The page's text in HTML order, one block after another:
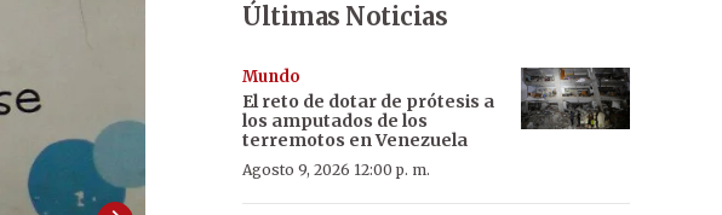
Últimas Noticias
Mundo
El reto de dotar de prótesis a
los amputados de los
terremotos en Venezuela
Agosto 9, 2026 12:00 p. m.